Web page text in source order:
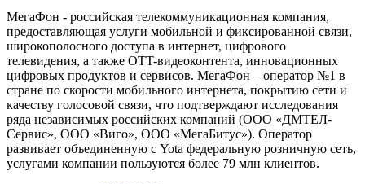
МегаФон - российская телекоммуникационная компания,
предоставляющая услуги мобильной и фиксированной связи,
широкополосного доступа в интернет, цифрового
телевидения, а также OTT-видеоконтента, инновационных
цифровых продуктов и сервисов. МегаФон – оператор №1 в
стране по скорости мобильного интернета, покрытию сети и
качеству голосовой связи, что подтверждают исследования
ряда независимых российских компаний (ООО «ДМТЕЛ-
Сервис», ООО «Виго», ООО «МегаБитус»). Оператор
развивает объединенную с Yota федеральную розничную сеть,
услугами компании пользуются более 79 млн клиентов.